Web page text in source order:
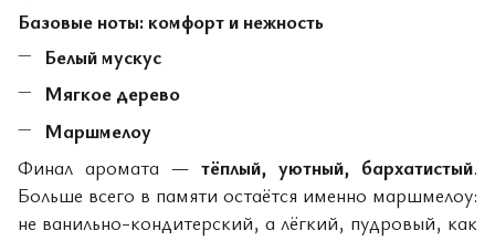
Базовые ноты: комфорт и нежность
Белый мускус
Мягкое дерево
Маршмелоу
Финал аромата — тёплый, уютный, бархатистый.
Больше всего в памяти остаётся именно маршмелоу:
не ванильно-кондитерский, а лёгкий, пудровый, как